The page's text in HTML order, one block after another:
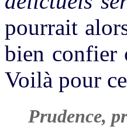
pourrait
bien confier
Voilà pour
Prudence,